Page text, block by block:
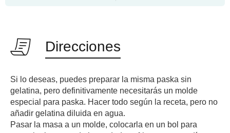
Direcciones
Si lo deseas, puedes preparar la misma paska sin
gelatina, pero definitivamente necesitarás un molde
especial para paska. Hacer todo según la receta, pero no
añadir gelatina diluida en agua.
Pasar la masa a un molde, colocarla en un bol para